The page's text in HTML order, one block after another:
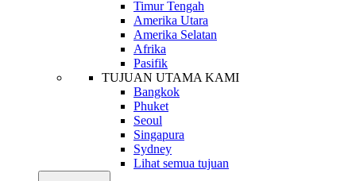
Timur Tengah
Amerika Utara
Amerika Selatan
Afrika
Pasifik
TUJUAN UTAMA KAMI
Bangkok
Phuket
Seoul
Singapura
Sydney
Lihat semua tujuan